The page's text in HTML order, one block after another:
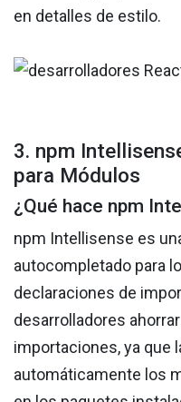
en detalles de estilo.
3. npm
para Módulos
¿Qué hace npm
npm Intellisense es
autocompletado para
declaraciones de
desarrolladores
importaciones, ya que
automáticamente los